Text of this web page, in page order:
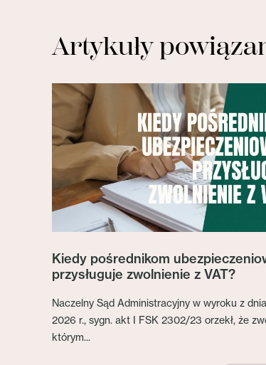
Artykuły
Kiedy pośrednikom
przysługuje zwolnienie z VAT?
Naczelny Sąd Administracyjny w wyroku z
2026 r., sygn. akt I FSK 2302/23 orzekł, że
którym...